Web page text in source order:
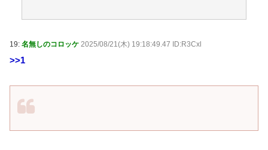
19: 名無しのコロッケ 2025/08/21(木) 19:18:49.47 ID:R3Cxl
>>1